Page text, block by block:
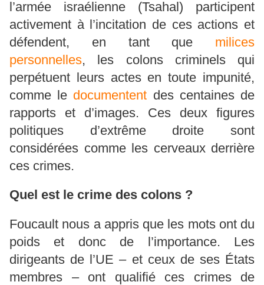
l’armée israélienne (Tsahal) participent
activement à l’incitation de ces actions et
défendent, en tant que milices
personnelles, les colons criminels qui
perpétuent leurs actes en toute impunité,
comme le documentent des centaines de
rapports et d’images. Ces deux figures
politiques d’extrême droite sont
considérées comme les cerveaux derrière
ces crimes.
Quel est le crime des colons ?
Foucault nous a appris que les mots ont du
poids et donc de l’importance. Les
dirigeants de l’UE – et ceux de ses États
membres – ont qualifié ces crimes de